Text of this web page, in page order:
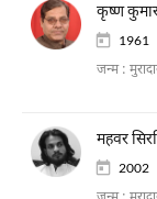
कृष्ण
1961
जन्म :
महवर
2002